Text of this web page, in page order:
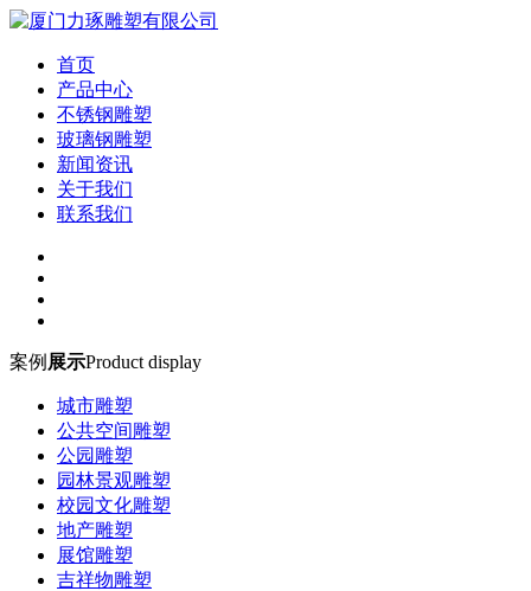
首页
产品中心
不锈钢雕塑
玻璃钢雕塑
新闻资讯
关于我们
联系我们
案例 展示Product display
城市雕塑
公共空间雕塑
公园雕塑
园林景观雕塑
校园文化雕塑
地产雕塑
展馆雕塑
吉祥物雕塑